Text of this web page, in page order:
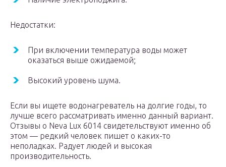
Недостатки:
При включении температура воды может
оказаться выше ожидаемой;
Высокий уровень шума.
Если вы ищете водонагреватель на долгие годы, то
лучше всего рассматривать именно данный вариант.
Отзывы о Neva Lux 6014 свидетельствуют именно об
этом — редкий человек пишет о каких-то
неполадках. Радует людей и высокая
производительность.